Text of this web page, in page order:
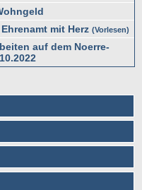
mit Herz Vorlesen
auf dem Noerre-